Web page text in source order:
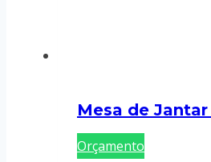
Mesa de
Orçamento